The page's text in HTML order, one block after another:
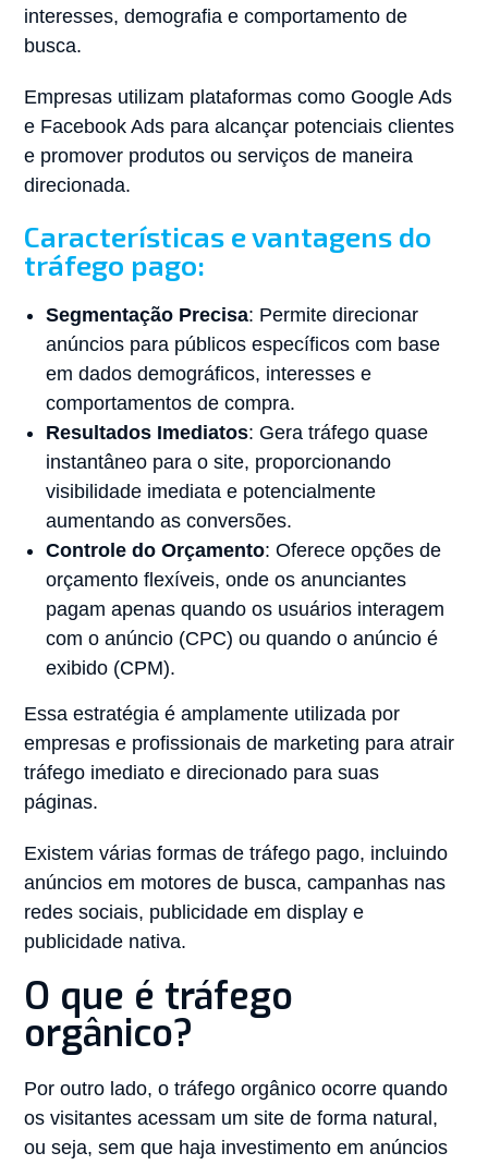
interesses, demografia e comportamento de
busca.
Empresas utilizam plataformas como Google Ads
e Facebook Ads para alcançar potenciais clientes
e promover produtos ou serviços de maneira
direcionada.
Características e vantagens do
tráfego pago:
Segmentação Precisa: Permite direcionar
anúncios para públicos específicos com base
em dados demográficos, interesses e
comportamentos de compra.
Resultados Imediatos: Gera tráfego quase
instantâneo para o site, proporcionando
visibilidade imediata e potencialmente
aumentando as conversões.
Controle do Orçamento: Oferece opções de
orçamento flexíveis, onde os anunciantes
pagam apenas quando os usuários interagem
com o anúncio (CPC) ou quando o anúncio é
exibido (CPM).
Essa estratégia é amplamente utilizada por
empresas e profissionais de marketing para atrair
tráfego imediato e direcionado para suas
páginas.
Existem várias formas de tráfego pago, incluindo
anúncios em motores de busca, campanhas nas
redes sociais, publicidade em display e
publicidade nativa.
O que é tráfego
orgânico?
Por outro lado, o tráfego orgânico ocorre quando
os visitantes acessam um site de forma natural,
ou seja, sem que haja investimento em anúncios